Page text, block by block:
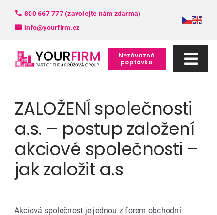
content
800 667 777 (zavolejte nám zdarma)
info@yourfirm.cz
FAQ
Slovník pojmů
Nezávazná
poptávka
ZALOŽENÍ společnosti
a.s. – postup založení
akciové společnosti –
jak založit a.s
Akciová společnost je jednou z forem obchodní